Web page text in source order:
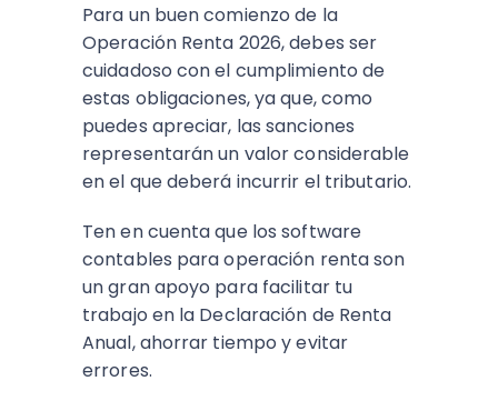
Para un buen comienzo de la
Operación Renta 2026, debes ser
cuidadoso con el cumplimiento de
estas obligaciones, ya que, como
puedes apreciar, las sanciones
representarán un valor considerable
en el que deberá incurrir el tributario.
Ten en cuenta que los software
contables para operación renta son
un gran apoyo para facilitar tu
trabajo en la Declaración de Renta
Anual, ahorrar tiempo y evitar
errores.